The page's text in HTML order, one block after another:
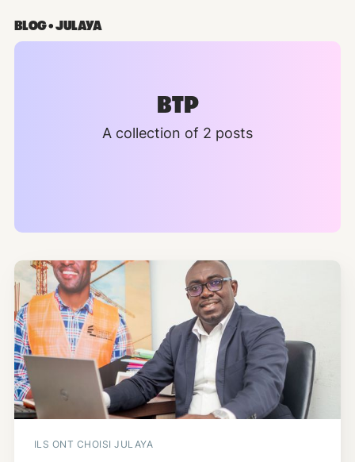
BLOG • JULAYA
BTP
A collection of 2 posts
ILS ONT CHOISI JULAYA